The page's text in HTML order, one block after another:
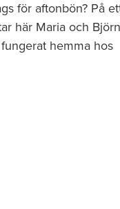
för aftonbön? På
här Maria och Björn
hemma hos